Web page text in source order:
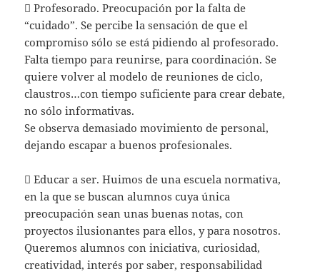
 Profesorado. Preocupación por la falta de
“cuidado”. Se percibe la sensación de que el
compromiso sólo se está pidiendo al profesorado.
Falta tiempo para reunirse, para coordinación. Se
quiere volver al modelo de reuniones de ciclo,
claustros…con tiempo suficiente para crear debate,
no sólo informativas.
Se observa demasiado movimiento de personal,
dejando escapar a buenos profesionales.
 Educar a ser. Huimos de una escuela normativa,
en la que se buscan alumnos cuya única
preocupación sean unas buenas notas, con
proyectos ilusionantes para ellos, y para nosotros.
Queremos alumnos con iniciativa, curiosidad,
creatividad, interés por saber, responsabilidad